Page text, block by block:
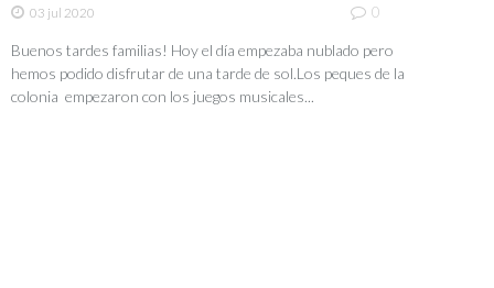
03 jul 2020 0
Buenos tardes familias! Hoy el día empezaba nublado pero
hemos podido disfrutar de una tarde de sol.Los peques de la
colonia empezaron con los juegos musicales...